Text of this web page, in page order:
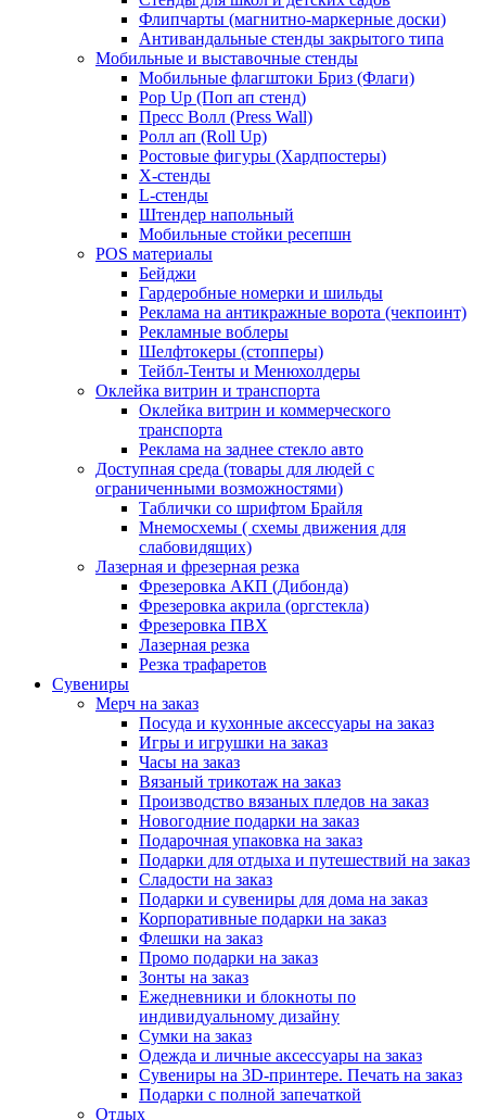
Флипчарты (магнитно-маркерные доски)
Антивандальные стенды закрытого типа
Мобильные и выставочные стенды
Мобильные флагштоки Бриз (Флаги)
Pop Up (Поп ап стенд)
Пресс Волл (Press Wall)
Ролл ап (Roll Up)
Ростовые фигуры (Хардпостеры)
X-стенды
L-стенды
Штендер напольный
Мобильные стойки ресепшн
POS материалы
Бейджи
Гардеробные номерки и шильды
Реклама на антикражные ворота (чекпоинт)
Рекламные воблеры
Шелфтокеры (стопперы)
Тейбл-Тенты и Менюхолдеры
Оклейка витрин и транспорта
Оклейка витрин и коммерческого
транспорта
Реклама на заднее стекло авто
Доступная среда (товары для людей с
ограниченными возможностями)
Таблички со шрифтом Брайля
Мнемосхемы ( схемы движения для
слабовидящих)
Лазерная и фрезерная резка
Фрезеровка АКП (Дибонда)
Фрезеровка акрила (оргстекла)
Фрезеровка ПВХ
Лазерная резка
Резка трафаретов
Сувениры
Мерч на заказ
Посуда и кухонные аксессуары на заказ
Игры и игрушки на заказ
Часы на заказ
Вязаный трикотаж на заказ
Производство вязаных пледов на заказ
Новогодние подарки на заказ
Подарочная упаковка на заказ
Подарки для отдыха и путешествий на заказ
Сладости на заказ
Подарки и сувениры для дома на заказ
Корпоративные подарки на заказ
Флешки на заказ
Промо подарки на заказ
Зонты на заказ
Ежедневники и блокноты по
индивидуальному дизайну
Сумки на заказ
Одежда и личные аксессуары на заказ
Сувениры на 3D-принтере. Печать на заказ
Подарки с полной запечаткой
Отдых